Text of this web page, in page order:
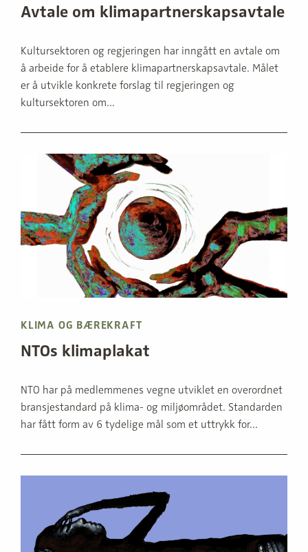
Avtale om klimapartnerskapsavtale
Kultursektoren og regjeringen har inngått en avtale om
å arbeide for å etablere klimapartnerskapsavtale. Målet
er å utvikle konkrete forslag til regjeringen og
kultursektoren om...
KLIMA OG BÆREKRAFT
NTOs klimaplakat
NTO har på medlemmenes vegne utviklet en overordnet
bransjestandard på klima- og miljøområdet. Standarden
har fått form av 6 tydelige mål som et uttrykk for...